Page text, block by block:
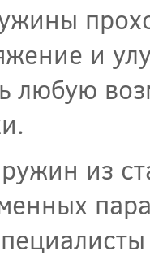
и
любую
из